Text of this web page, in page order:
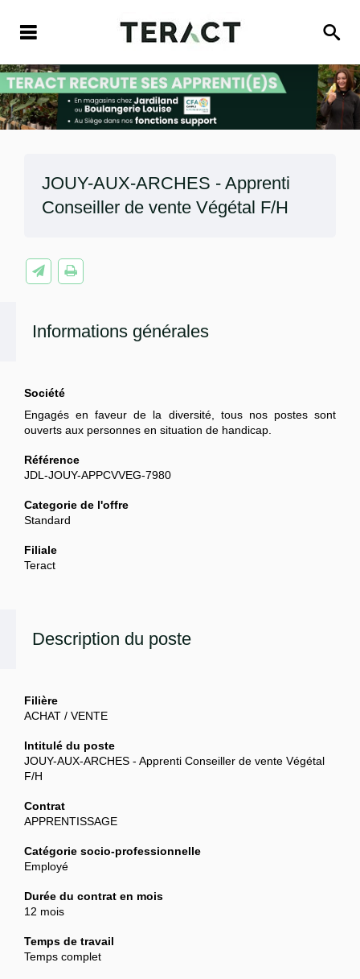
JOUY-AUX-ARCHES - Apprenti
Conseiller de vente Végétal F/H
Description du poste
Filière
ACHAT / VENTE
Intitulé du poste
JOUY-AUX-ARCHES - Apprenti Conseiller de vente Végétal
F/H
Contrat
APPRENTISSAGE
Catégorie socio-professionnelle
Employé
Durée du contrat en mois
12 mois
Temps de travail
Temps complet
Informations générales
Société
Engagés en faveur de la diversité, tous nos postes sont
ouverts aux personnes en situation de handicap.
Référence
JDL-JOUY-APPCVVEG-7980
Categorie de l'offre
Standard
Filiale
Teract